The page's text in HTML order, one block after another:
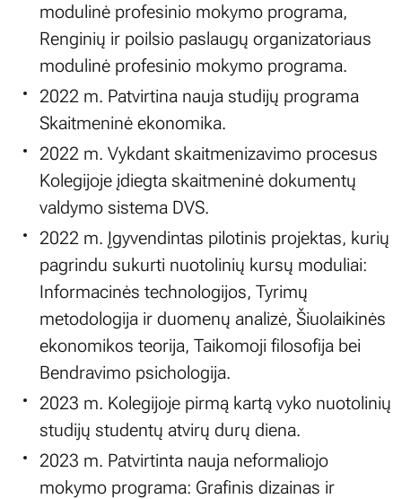
modulinė profesinio mokymo programa,
Renginių ir poilsio paslaugų organizatoriaus
modulinė profesinio mokymo programa.
2022 m. Patvirtina nauja studijų programa
Skaitmeninė ekonomika.
2022 m. Vykdant skaitmenizavimo procesus
Kolegijoje įdiegta skaitmeninė dokumentų
valdymo sistema DVS.
2022 m. Įgyvendintas pilotinis projektas, kurių
pagrindu sukurti nuotolinių kursų moduliai:
Informacinės technologijos, Tyrimų
metodologija ir duomenų analizė, Šiuolaikinės
ekonomikos teorija, Taikomoji filosofija bei
Bendravimo psichologija.
2023 m. Kolegijoje pirmą kartą vyko nuotolinių
studijų studentų atvirų durų diena.
2023 m. Patvirtinta nauja neformaliojo
mokymo programa: Grafinis dizainas ir